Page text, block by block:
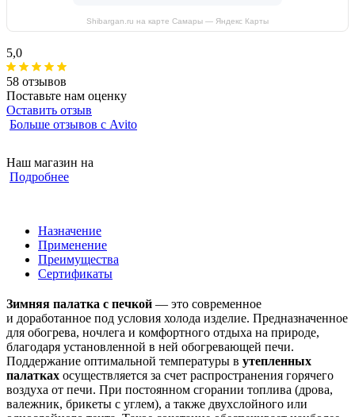
Shibargan.ru на карте Самары — Яндекс Карты
5,0
58 отзывов
Поставьте нам оценку
Оставить отзыв
Больше отзывов с Avito
Наш магазин на
Подробнее
Назначение
Применение
Преимущества
Сертификаты
Зимняя палатка с печкой — это современное
и доработанное под условия холода изделие. Предназначенное
для обогрева, ночлега и комфортного отдыха на природе,
благодаря установленной в ней обогревающей печи.
Поддержание оптимальной температуры в утепленных
палатках осуществляется за счет распространения горячего
воздуха от печи. При постоянном сгорании топлива (дрова,
валежник, брикеты с углем), а также двухслойного или